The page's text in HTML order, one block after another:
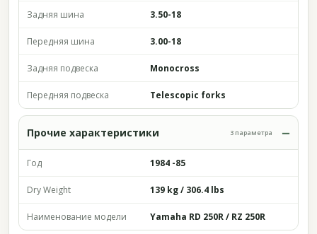
Задняя шина 3.50-18
Передняя шина 3.00-18
Задняя подвеска Monocross
Передняя подвеска Telescopic forks
Прочие характеристики 3 параметра
Год 1984 -85
Dry Weight 139 kg / 306.4 lbs
Наименование модели Yamaha RD 250R / RZ 250R